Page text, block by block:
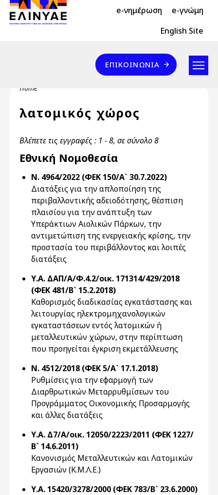
Skip to main content
Header Top 2 e-νημέρωση e-γνώμη
Header Top English Site
Επικοινωνία
ΕΠΙΚΟΙΝΩΝΊΑ
Breadcrumb
Home
λατομικός χώρος
Βλέπετε τις εγγραφές : 1 - 8, σε σύνολο 8
Εθνική Νομοθεσία
Ν. 4964/2022 (ΦΕΚ 150/Α` 30.7.2022)
Διατάξεις για την απλοποίηση της
περιβαλλοντικής αδειοδότησης, θέσπιση
πλαισίου για την ανάπτυξη των
Υπεράκτιων Αιολικών Πάρκων, την
αντιμετώπιση της ενεργειακής κρίσης, την
προστασία του περιβάλλοντος και λοιπές
διατάξεις
Υ.Α. ΔΑΠ/Α/Φ.4.2/οικ. 171314/429/2018
(ΦΕΚ 481/Β` 15.2.2018)
Καθορισμός διαδικασίας εγκατάστασης και
λειτουργίας ηλεκτρομηχανολογικών
εγκαταστάσεων εντός λατομικών ή
μεταλλευτικών χώρων, στην περίπτωση
που προηγείται έγκριση εκμετάλλευσης
Ν. 4512/2018 (ΦΕΚ 5/Α` 17.1.2018)
Ρυθμίσεις για την εφαρμογή των
Διαρθρωτικών Μεταρρυθμίσεων του
Προγράμματος Οικονομικής Προσαρμογής
και άλλες διατάξεις
Υ.Α. Δ7/Α/οικ. 12050/2223/2011 (ΦΕΚ 1227/
Β` 14.6.2011)
Κανονισμός Μεταλλευτικών και Λατομικών
Εργασιών (Κ.Μ.Λ.Ε.)
Υ.Α. 15420/3278/2000 (ΦΕΚ 783/Β` 23.6.2000)